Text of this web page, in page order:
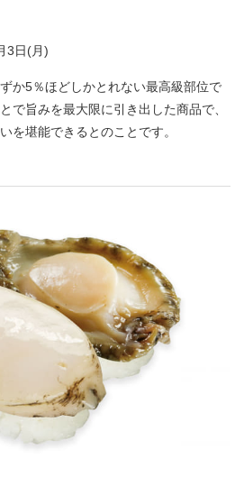
3日(月)
か5％ほどしかとれない最高級部位で
で旨みを最大限に引き出した商品で、
を堪能できるとのことです。